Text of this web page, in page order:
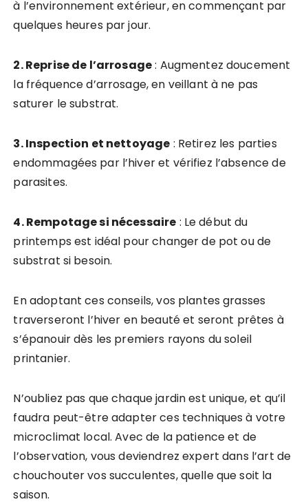
à l’environnement extérieur, en commençant par
quelques heures par jour.
2. Reprise de l’arrosage: Augmentez doucement
la fréquence d’arrosage, en veillant à ne pas
saturer le substrat.
3. Inspection et nettoyage : Retirez les parties
endommagées par l’hiver et vérifiez l’absence de
parasites.
4. Rempotage si nécessaire : Le début du
printemps est idéal pour changer de pot ou de
substrat si besoin.
En adoptant ces conseils, vos plantes grasses
traverseront l’hiver en beauté et seront prêtes à
s’épanouir dès les premiers rayons du soleil
printanier.
N’oubliez pas que chaque jardin est unique, et qu’il
faudra peut-être adapter ces techniques à votre
microclimat local. Avec de la patience et de
l’observation, vous deviendrez expert dans l’art de
chouchouter vos succulentes, quelle que soit la
saison.